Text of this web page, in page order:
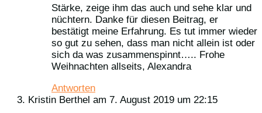
Stärke, zeige ihm das auch und sehe klar und
nüchtern. Danke für diesen Beitrag, er
bestätigt meine Erfahrung. Es tut immer wieder
so gut zu sehen, dass man nicht allein ist oder
sich da was zusammenspinnt….. Frohe
Weihnachten allseits, Alexandra
Antworten
Kristin Berthel am 7. August 2019 um 22:15